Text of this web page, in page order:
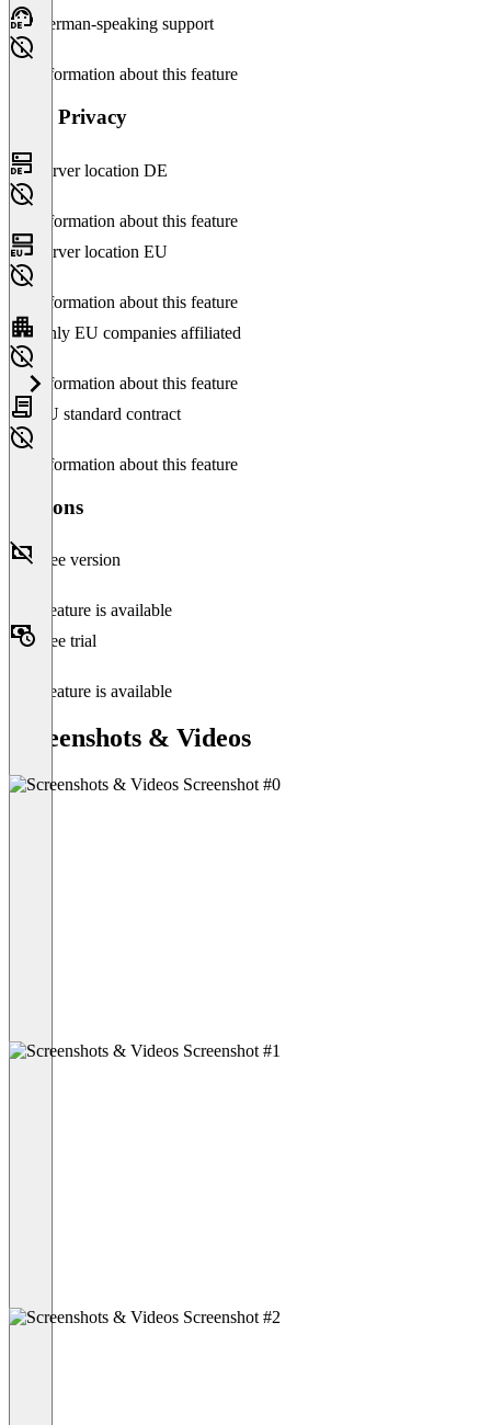
German-speaking support
No information about this feature
Data Privacy
Server location DE
No information about this feature
Server location EU
No information about this feature
Only EU companies affiliated
No information about this feature
EU standard contract
No information about this feature
Versions
Free version
This feature is available
Free trial
This feature is available
Screenshots & Videos